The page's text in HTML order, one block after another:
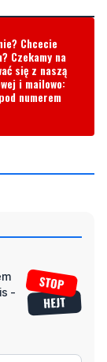
Chcecie
Czekamy na
się z naszą
i mailowo:
numerem
-